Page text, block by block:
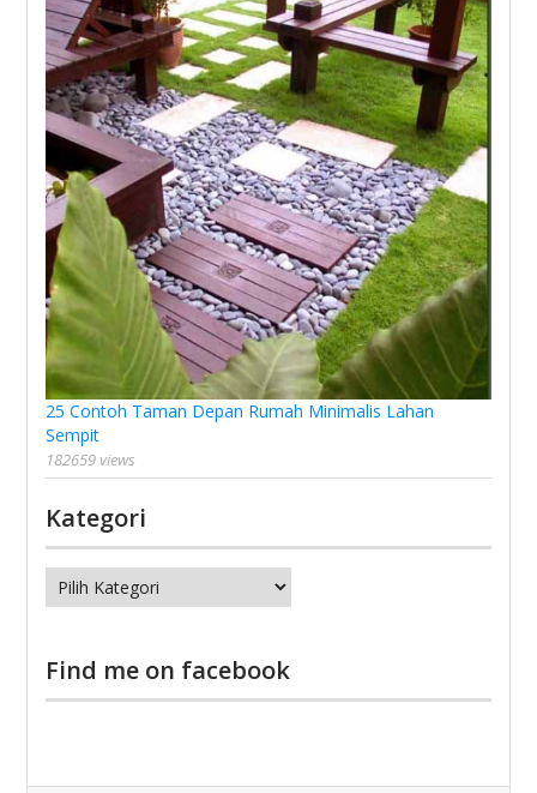
25 Contoh Taman Depan Rumah Minimalis Lahan
Sempit
182659 views
Kategori
Kategori
Find me on facebook